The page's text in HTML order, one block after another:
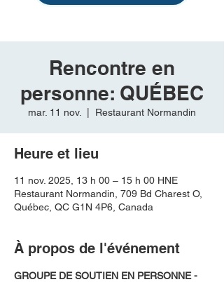
Rencontre en
personne: QUÉBEC
mar. 11 nov. Restaurant Normandin
Heure et lieu
11 nov. 2025, 13 h 00 – 15 h 00 HNE
Restaurant Normandin, 709 Bd Charest O,
Québec, QC G1N 4P6, Canada
À propos de l'événement
GROUPE DE SOUTIEN EN PERSONNE -